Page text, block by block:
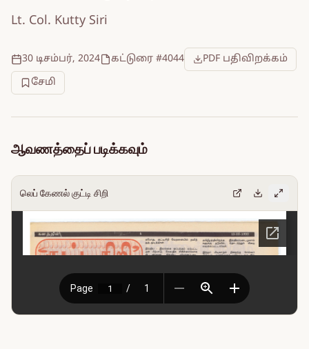
Lt. Col. Kutty Siri
30 டிசம்பர், 2024 கட்டுரை #4044
PDF பதிவிறக்கம்
சேமி
ஆவணத்தைப் படிக்கவும்
லெப் கேணல் குட்டி சிறி